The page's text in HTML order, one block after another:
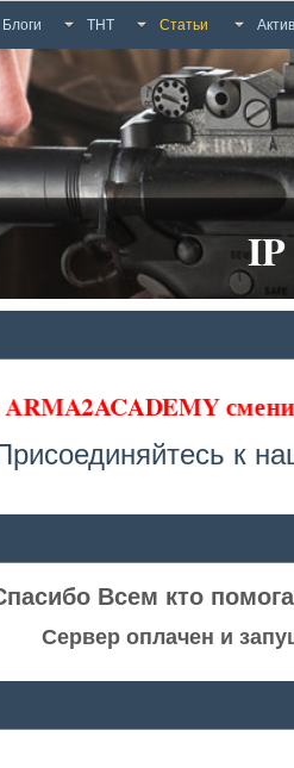
Блоги ТНТ Статьи
IP
ARMA2ACADEMY
к
Всем кто
Сервер оплачен и